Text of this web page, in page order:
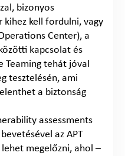
bizonyos
kihez kell fordulni, vagy
Center), a
kapcsolat és
Teaming tehát jóval
tesztelésén, ami
a biztonság
assessments
az APT
megelőzni, ahol –